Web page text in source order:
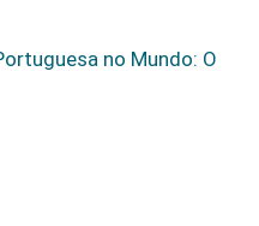
no Mundo: O